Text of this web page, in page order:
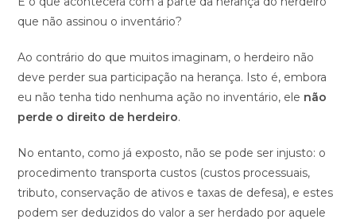
que não assinou o inventário?
Ao contrário do que muitos imaginam, o herdeiro não
deve perder sua participação na herança. Isto é, embora
eu não tenha tido nenhuma ação no inventário, ele não
perde o direito de herdeiro.
No entanto, como já exposto, não se pode ser injusto: o
procedimento transporta custos (custos processuais,
tributo, conservação de ativos e taxas de defesa), e estes
podem ser deduzidos do valor a ser herdado por aquele